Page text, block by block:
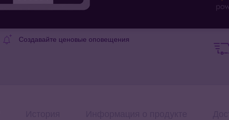
Создавайте ценовые оповещения